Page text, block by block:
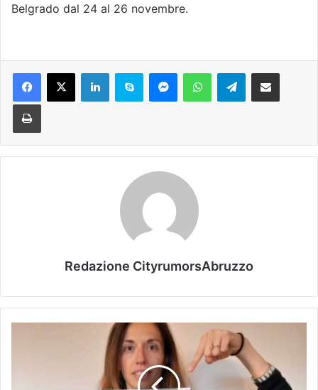
Belgrado dal 24 al 26 novembre.
Telegram
Redazione CityrumorsAbruzzo